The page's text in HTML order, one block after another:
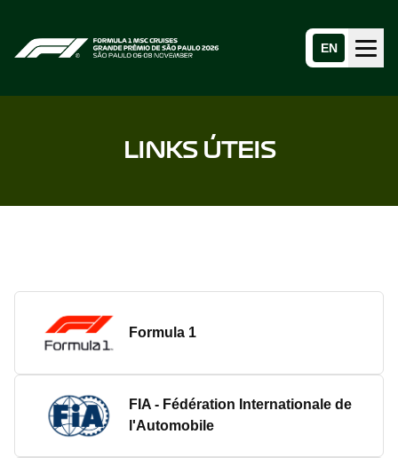
EN
LINKS ÚTEIS
Formula 1
FIA - Fédération Internationale de
l'Automobile